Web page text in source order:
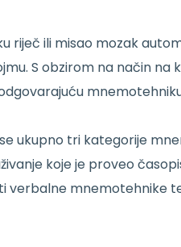
riječ ili misao mozak
S obzirom na način
ukupno tri kategorije
koje je proveo
verbalne mnemotehnike